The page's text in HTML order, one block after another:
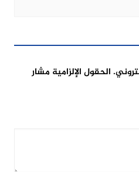
الحقول الإلزامية مشار